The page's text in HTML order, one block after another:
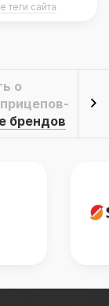
теги сайта
о
брендов